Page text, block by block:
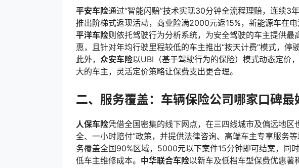
平安车险通过“智能闪赔”技术实现30分钟全流程理赔，连续3
推出阶梯式返现活动，商业险满2000元返15%，新能源车在
平洋车险则依托驾驶行为分析系统，为安全驾驶的车主提供
惠，且针对年均行驶里程较低的车主推出“按天计费”模式，停
此外， 众安车险以UBI（基于驾驶行为的保险）模式动态定价
大的车主，灵活定价策略让保费支出更合理。
二、服务覆盖：车辆保险公司哪家口碑最
人保车险凭借全国密集的线下网点，在三四线城市及偏远地区
全、一小时赔付”政策，并提供法律咨询、高端车主专享服务等
务覆盖全国90%区域，5000元以下案件15分钟即可结案，同
低车主维修成本。 中华联合车险以新车及低档车型保费优惠著